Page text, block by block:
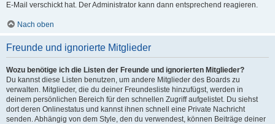
E-Mail verschickt hat. Der Administrator kann dann entsprechend reagieren.
Nach oben
Freunde und ignorierte Mitglieder
Wozu benötige ich die Listen der Freunde und ignorierten Mitglieder?
Du kannst diese Listen benutzen, um andere Mitglieder des Boards zu
verwalten. Mitglieder, die du deiner Freundesliste hinzufügst, werden in
deinem persönlichen Bereich für den schnellen Zugriff aufgelistet. Du siehst
dort deren Onlinestatus und kannst ihnen schnell eine Private Nachricht
senden. Abhängig von dem Style, den du verwendest, können Beiträge deiner